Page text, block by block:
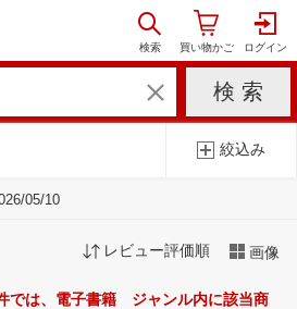
絞込み
05/10
レビュー評価順 画像
では、電子書籍 ジャンル内に該当商